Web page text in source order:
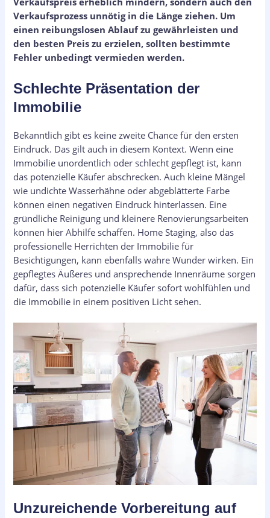
Verkaufsprozess unnötig in die Länge ziehen. Um
einen reibungslosen Ablauf zu gewährleisten und
den besten Preis zu erzielen, sollten bestimmte
Fehler unbedingt vermieden werden.
Schlechte Präsentation der
Immobilie
Bekanntlich gibt es keine zweite Chance für den ersten
Eindruck. Das gilt auch in diesem Kontext. Wenn eine
Immobilie unordentlich oder schlecht gepflegt ist, kann
das potenzielle Käufer abschrecken. Auch kleine Mängel
wie undichte Wasserhähne oder abgeblätterte Farbe
können einen negativen Eindruck hinterlassen. Eine
gründliche Reinigung und kleinere Renovierungsarbeiten
können hier Abhilfe schaffen. Home Staging, also das
professionelle Herrichten der Immobilie für
Besichtigungen, kann ebenfalls wahre Wunder wirken. Ein
gepflegtes Äußeres und ansprechende Innenräume sorgen
dafür, dass sich potenzielle Käufer sofort wohlfühlen und
die Immobilie in einem positiven Licht sehen.
Unzureichende Vorbereitung auf